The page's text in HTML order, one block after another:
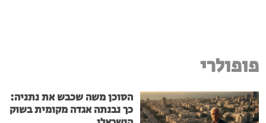
פופולרי
הסוכן משה שכבש את נתניה:
כך נבנתה אגדה מקומית בשוק